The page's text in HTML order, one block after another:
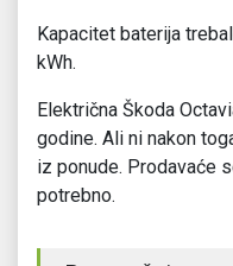
Kapacitet baterija
kWh.
Električna Škoda
godine. Ali ni nakon
iz ponude. Prodavaće
potrebno.